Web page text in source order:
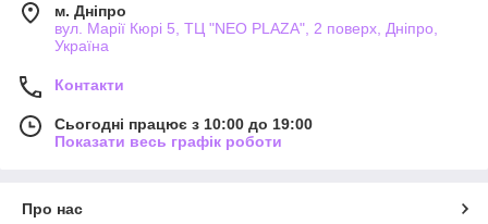
м. Дніпро
вул. Марії Кюрі 5, ТЦ "NEO PLAZA", 2 поверх, Дніпро,
Україна
Контакти
Сьогодні працює з 10:00 до 19:00
Показати весь графік роботи
Про нас